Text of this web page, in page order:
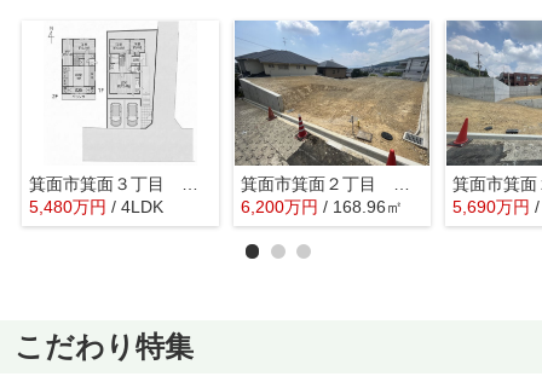
箕面市箕面３丁目 中古戸建
5,480万円 / 4LDK
箕面市箕面２丁目 土地 １号地
6,200万円 / 168.96㎡ 5,690万円
こだわり特集